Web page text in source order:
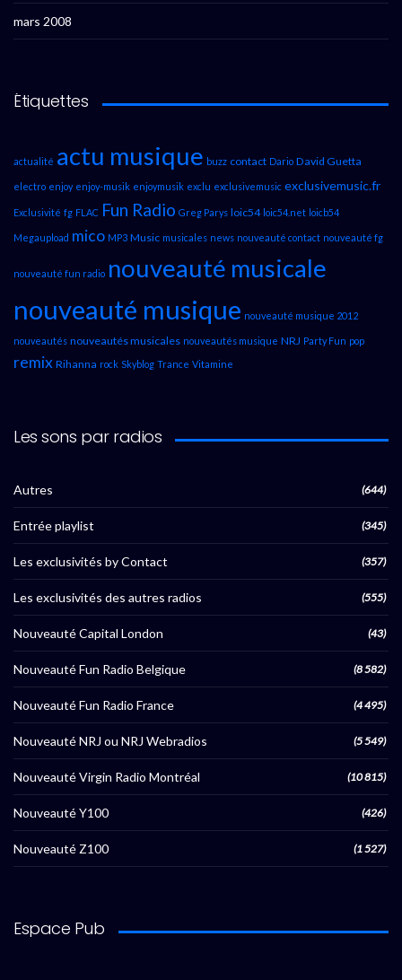
mars 2008
Étiquettes
actualité actu musique buzz contact Dario David Guetta
electro enjoy enjoy-musik enjoymusik exclu exclusivemusic exclusivemusic.fr
Exclusivité fg FLAC Fun Radio Greg Parys loic54 loic54.net loicb54
Megaupload mico MP3 Music musicales news nouveauté contact nouveauté fg
nouveauté fun radio nouveauté musicale
nouveauté musique nouveauté musique 2012
nouveautés nouveautés musicales nouveautés musique NRJ Party Fun pop
remix Rihanna rock Skyblog Trance Vitamine
Les sons par radios
Autres (644)
Entrée playlist (345)
Les exclusivités by Contact (357)
Les exclusivités des autres radios (555)
Nouveauté Capital London (43)
Nouveauté Fun Radio Belgique (8 582)
Nouveauté Fun Radio France (4 495)
Nouveauté NRJ ou NRJ Webradios (5 549)
Nouveauté Virgin Radio Montréal (10 815)
Nouveauté Y100 (426)
Nouveauté Z100 (1 527)
Espace Pub